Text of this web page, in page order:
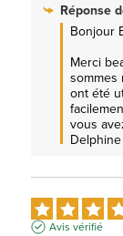
Réponse
Bonjour
Merci
sommes
ont été
vous
Delphine
Avis vérifié